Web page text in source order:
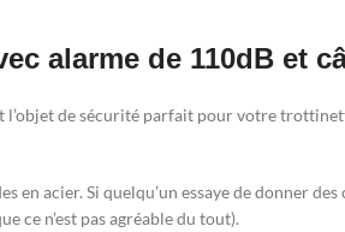
alarme de 110dB et
l’objet de sécurité parfait pour votre
en acier. Si quelqu’un essaye de donner
ce n’est pas agréable du tout).